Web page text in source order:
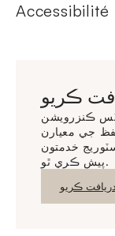
Accessibilité
ڪنزرويشن
جي معيارن
خدمتون
پيش ڪري ٿو.
نئين ونڊو